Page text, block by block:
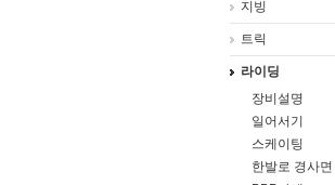
지빙
트릭
라이딩
장비설명
일어서기
스케이팅
한발로 경사면